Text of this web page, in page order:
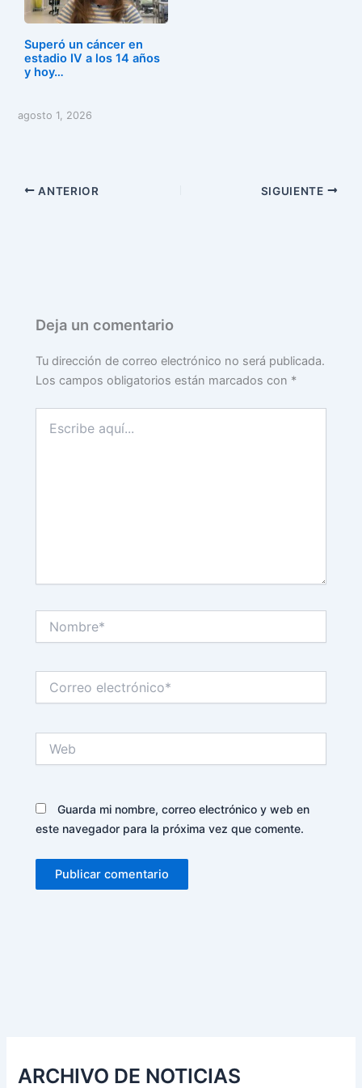
Superó un cáncer en
estadio IV a los 14 años
y hoy…
agosto 1, 2026
ANTERIOR SIGUIENTE
Deja un comentario
Tu dirección de correo electrónico no será publicada.
Los campos obligatorios están marcados con *
aquí...
electrónico*
Guarda mi nombre, correo electrónico y web en
este navegador para la próxima vez que comente.
ARCHIVO DE NOTICIAS